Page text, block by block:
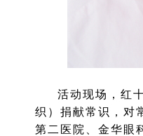
活动现场，红
织）捐献常识，对
第二医院、金华眼